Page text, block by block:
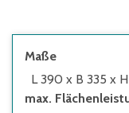
Maße
L 390 x B 335 x
max.